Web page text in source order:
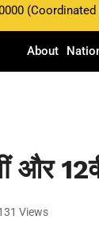
About
और
Views